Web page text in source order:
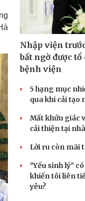
nhân
đồng
in
Nhập viện
bất ngờ được
bệnh viện
5 hạng mục
qua khi cải tạo
Mất khứu giác
cải thiện tại nhà
Lời ru còn mãi
"Yếu sinh lý"
khiến tôi liên
yêu?